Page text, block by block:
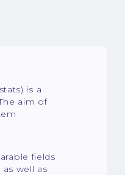
is a
aim of
fields
well as